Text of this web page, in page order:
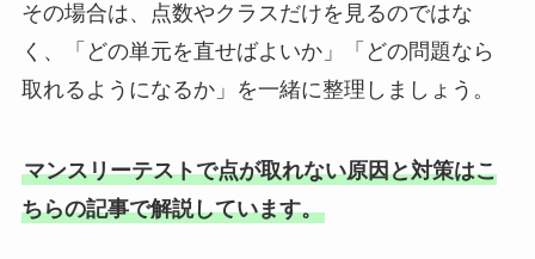
その場合は、点数やクラスだけを見るのではな
く、「どの単元を直せばよいか」「どの問題なら
取れるようになるか」を一緒に整理しましょう。
マンスリーテストで点が取れない原因と対策はこ
ちらの記事で解説しています。